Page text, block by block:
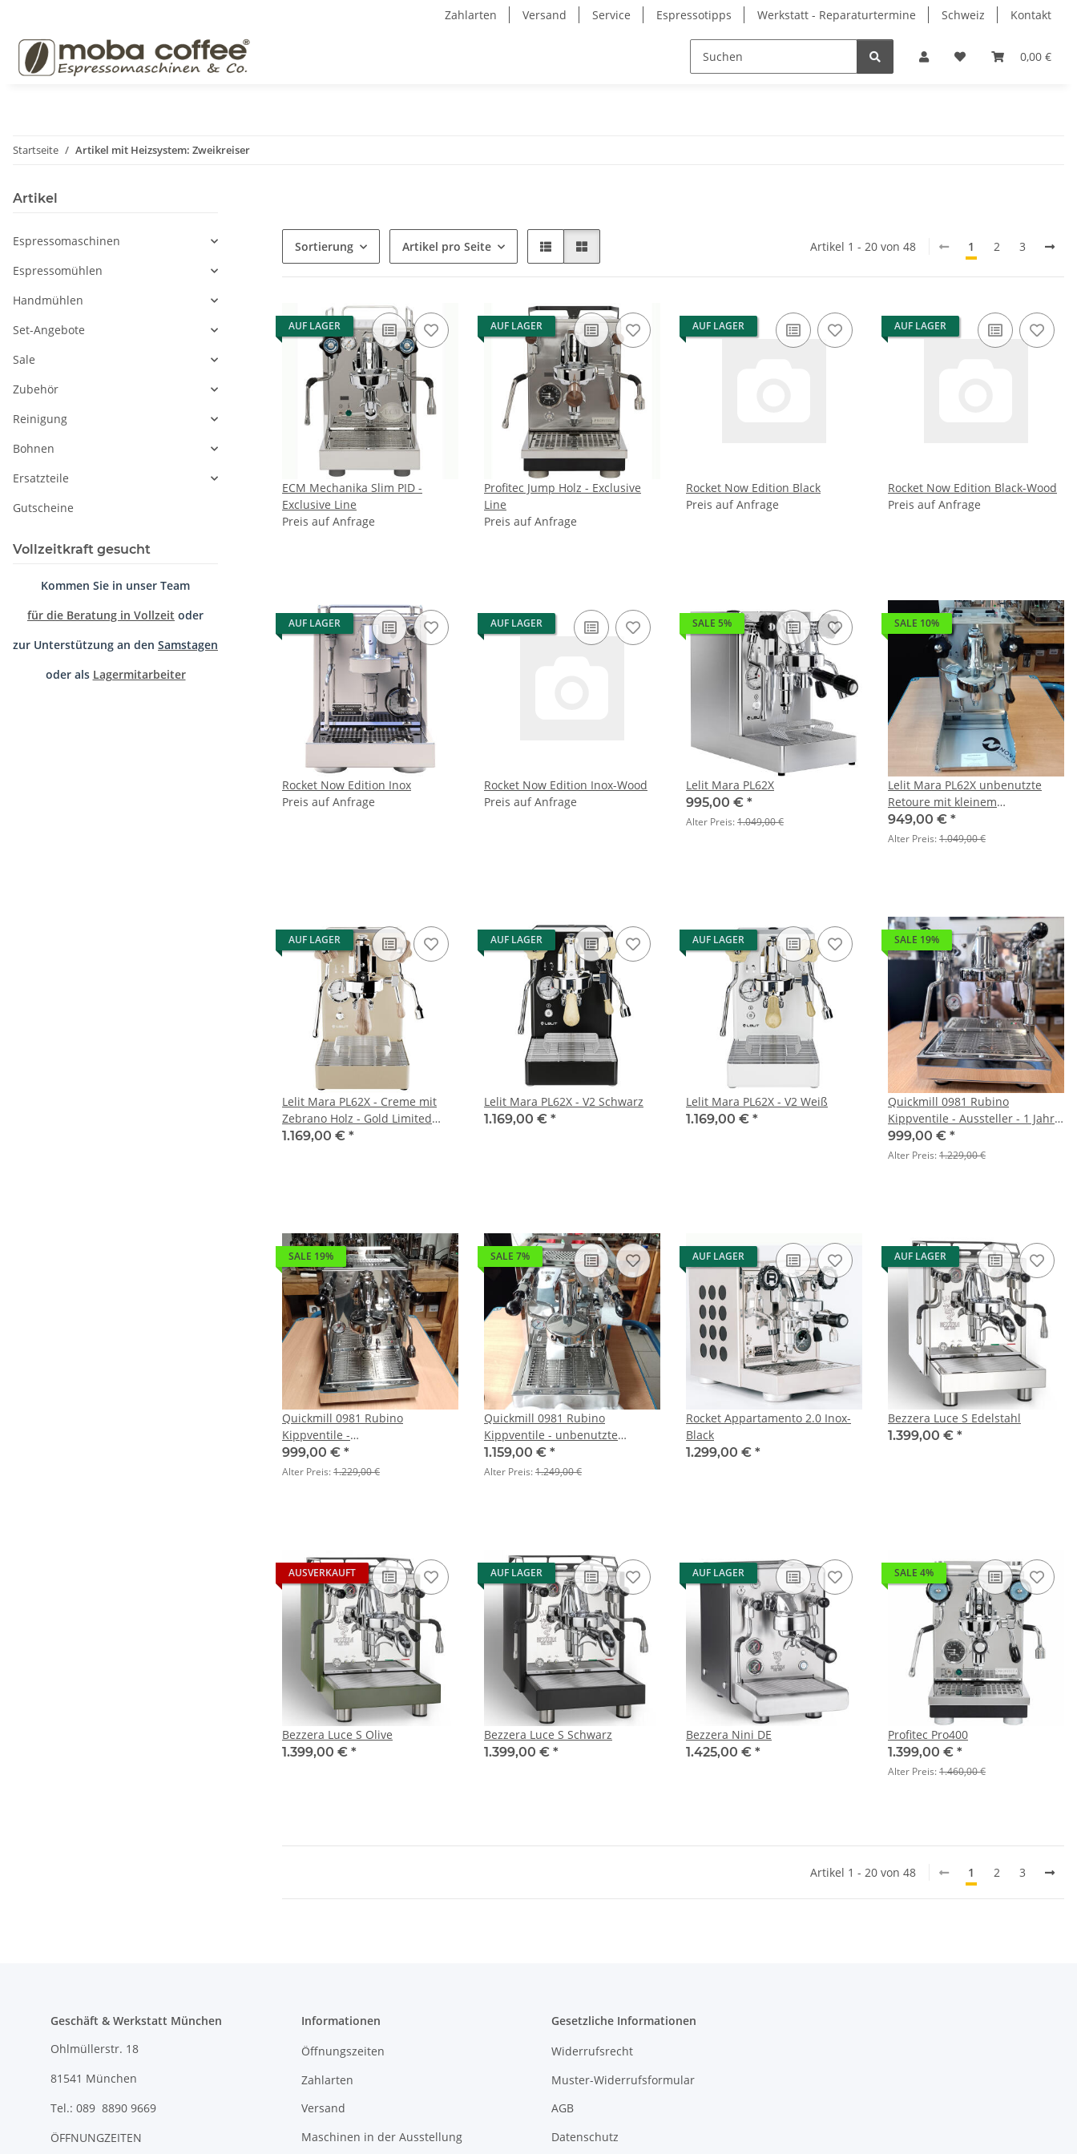
Zahlarten Versand Service Espressotipps Werkstatt - Reparaturtermine Schweiz Kontakt
0,00 €
Startseite Artikel mit Heizsystem: Zweikreiser
Sortierung Artikel pro Seite Artikel 1 - 20 von 48 1 2 3
AUF LAGER
ECM Mechanika Slim PID -
Exclusive Line
Preis auf Anfrage
AUF LAGER
Profitec Jump Holz - Exclusive
Line
Preis auf Anfrage
AUF LAGER
Rocket Now Edition Black
Preis auf Anfrage
AUF LAGER
Rocket Now Edition Black-Wood
Preis auf Anfrage
AUF LAGER
Rocket Now Edition Inox
Preis auf Anfrage
AUF LAGER
Rocket Now Edition Inox-Wood
Preis auf Anfrage
SALE 5%
Lelit Mara PL62X
995,00 € *
Alter Preis:1.049,00 €
SALE 10%
Lelit Mara PL62X unbenutzte
Retoure mit kleinem
Transportschaden - nur online
verfügbar
949,00 € *
Alter Preis:1.049,00 €
AUF LAGER
Lelit Mara PL62X - Creme mit
Zebrano Holz - Gold Limited
Edition
1.169,00 € *
AUF LAGER
Lelit Mara PL62X - V2 Schwarz
1.169,00 € *
AUF LAGER
Lelit Mara PL62X - V2 Weiß
1.169,00 € *
SALE 19%
Quickmill 0981 Rubino
Kippventile - Aussteller - 1 Jahr
Gewährleistung - nur online
verfügbar
999,00 € *
Alter Preis:1.229,00 €
SALE 19%
Quickmill 0981 Rubino
Kippventile -
Ausstellungsmaschine - 1 Jahr
Gewährleistung
999,00 € *
Alter Preis:1.229,00 €
SALE 7%
Quickmill 0981 Rubino
Kippventile - unbenutzte
Retoure - feine Kratzer TA
1.159,00 € *
Alter Preis:1.249,00 €
AUF LAGER
Rocket Appartamento 2.0 Inox-
Black
1.299,00 € *
AUF LAGER
Bezzera Luce S Edelstahl
1.399,00 € *
AUSVERKAUFT
Bezzera Luce S Olive
1.399,00 € *
AUF LAGER
Bezzera Luce S Schwarz
1.399,00 € *
AUF LAGER
Bezzera Nini DE
1.425,00 € *
SALE 4%
Profitec Pro400
1.399,00 € *
Alter Preis:1.460,00 €
Artikel 1 - 20 von 48 1 2 3
Artikel
Espressomaschinen
Espressomühlen
Handmühlen
Set-Angebote
Sale
Zubehör
Reinigung
Bohnen
Ersatzteile
Gutscheine
Vollzeitkraft gesucht
Kommen Sie in unser Team
für die Beratung in Vollzeit oder
zur Unterstützung an den Samstagen
oder als Lagermitarbeiter
Geschäft & Werkstatt München
Ohlmüllerstr. 18
81541 München
Tel.: 089 8890 9669
ÖFFNUNGZEITEN
Informationen
Öffnungszeiten
Zahlarten
Versand
Maschinen in der Ausstellung
Gesetzliche Informationen
Widerrufsrecht
Muster-Widerrufsformular
AGB
Datenschutz